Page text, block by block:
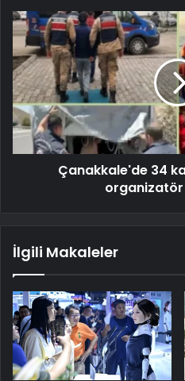
Çanakkale'de 34
organizatör
İlgili Makaleler